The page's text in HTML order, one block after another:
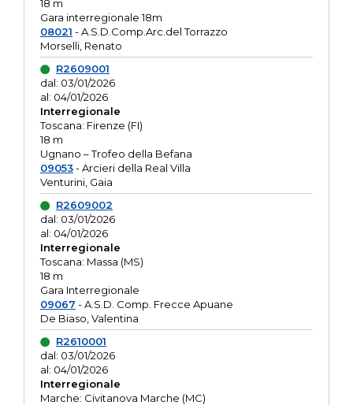
18 m
Gara interregionale 18m
08021 - A.S.D.Comp.Arc.del Torrazzo
Morselli, Renato
R2609001
dal: 03/01/2026
al: 04/01/2026
Interregionale
Toscana: Firenze (FI)
18 m
Ugnano – Trofeo della Befana
09053- Arcieri della Real Villa
Venturini, Gaia
R2609002
dal: 03/01/2026
al: 04/01/2026
Interregionale
Toscana: Massa (MS)
18 m
Gara Interregionale
09067 - A.S.D. Comp. Frecce Apuane
De Biaso, Valentina
R2610001
dal: 03/01/2026
al: 04/01/2026
Interregionale
Marche: Civitanova Marche (MC)